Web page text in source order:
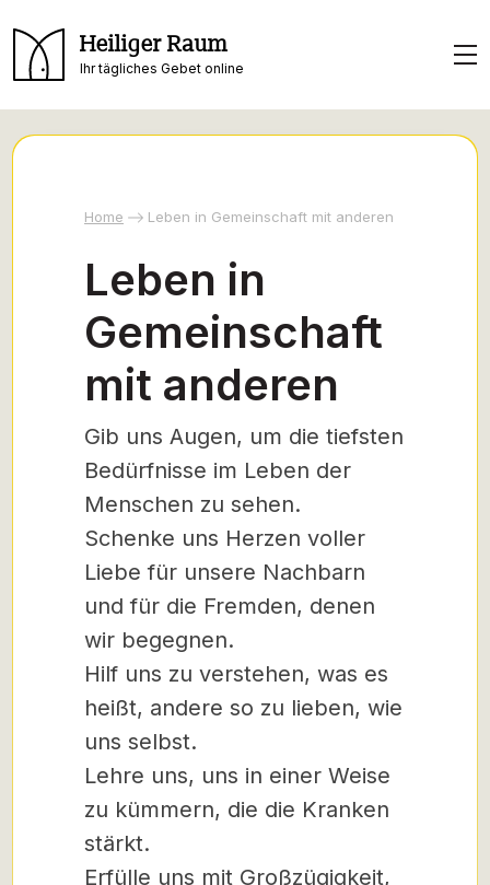
Heiliger Raum
Ihr tägliches Gebet online
Home Leben in Gemeinschaft mit anderen
Leben in
Gemeinschaft
mit anderen
Gib uns Augen, um die tiefsten
Bedürfnisse im Leben der
Menschen zu sehen.
Schenke uns Herzen voller
Liebe für unsere Nachbarn
und für die Fremden, denen
wir begegnen.
Hilf uns zu verstehen, was es
heißt, andere so zu lieben, wie
uns selbst.
Lehre uns, uns in einer Weise
zu kümmern, die die Kranken
stärkt.
Erfülle uns mit Großzügigkeit,